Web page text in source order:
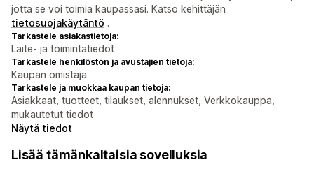
jotta se voi toimia kaupassasi. Katso kehittäjän
tietosuojakäytäntö .
Tarkastele asiakastietoja:
Laite- ja toimintatiedot
Tarkastele henkilöstön ja avustajien tietoja:
Kaupan omistaja
Tarkastele ja muokkaa kaupan tietoja:
Asiakkaat, tuotteet, tilaukset, alennukset, Verkkokauppa,
mukautetut tiedot
Näytä tiedot
Lisää tämänkaltaisia sovelluksia